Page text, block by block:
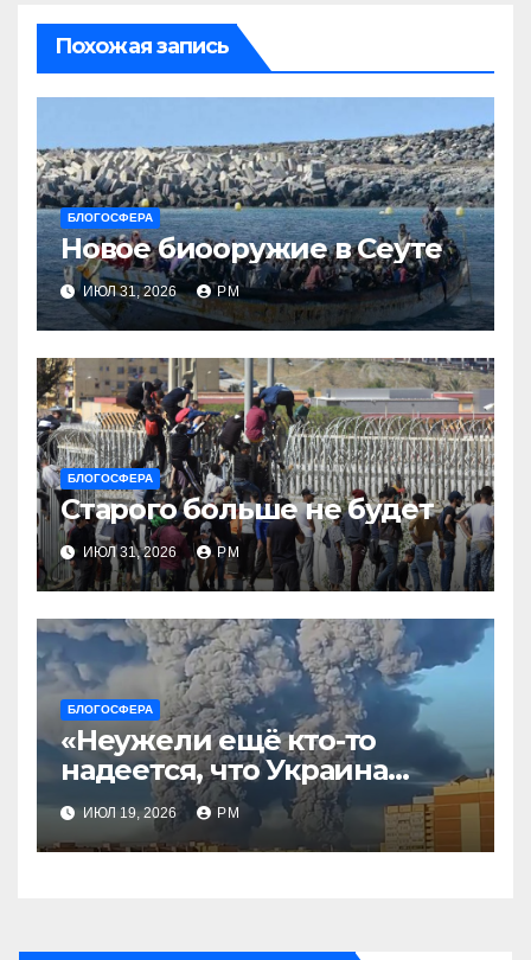
Похожая запись
БЛОГОСФЕРА
Новое биооружие в Сеуте
ИЮЛ 31, 2026 РМ
БЛОГОСФЕРА
Старого больше не будет
ИЮЛ 31, 2026 РМ
БЛОГОСФЕРА
«Неужели ещё кто-то
надеется, что Украина
будет действовать
непоследовательно?»
ИЮЛ 19, 2026 РМ